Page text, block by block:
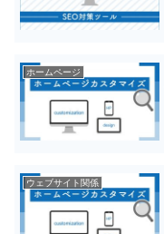
ホームページ
ウェブサイト関係